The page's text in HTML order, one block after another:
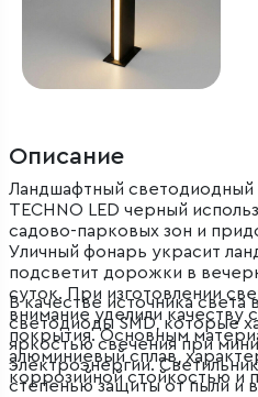
Описание
Ландшафтный светодиодный
TECHNO LED черный
садово-парковых зон и
Уличный фонарь украсит
подсветит дорожки в
суток. При изготовлении
внимание уделили качеству
покрытия. Основным
алюминиевый сплав,
коррозийной стойкостью и
В качестве источника света
светодиоды SMD, которые
яркостью свечения при
электроэнергии.
степенью защиты от пыли и